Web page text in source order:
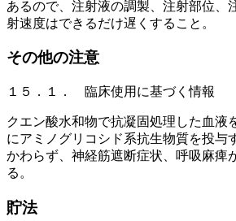
あるので、注射液の調製、注射部位、
射速度はできるだけ遅くすること。
その他の注意
１５．１． 臨床使用に基づく情報
クエン酸水和物で抗凝固処理した血液
にアミノグリコシド系抗生物質を投与
かわらず、神経筋遮断症状、呼吸麻痺
る。
貯法